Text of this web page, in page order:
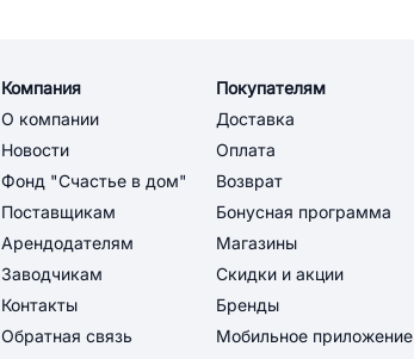
Компания
О компании
Новости
Фонд "Счастье в дом"
Поставщикам
Арендодателям
Заводчикам
Контакты
Обратная связь
Покупателям
Доставка
Оплата
Возврат
Бонусная программа
Магазины
Скидки и акции
Бренды
Мобильное приложение